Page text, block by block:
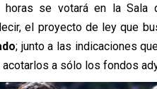
se votará en la Sala
el proyecto de ley que
; junto a las indicaciones
a sólo los fondos